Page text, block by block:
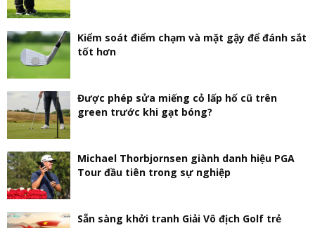
Kiểm soát điểm chạm và mặt gậy để đánh sắt
tốt hơn
Được phép sửa miếng cỏ lấp hố cũ trên
green trước khi gạt bóng?
Michael Thorbjornsen giành danh hiệu PGA
Tour đầu tiên trong sự nghiệp
Sẵn sàng khởi tranh Giải Vô địch Golf trẻ